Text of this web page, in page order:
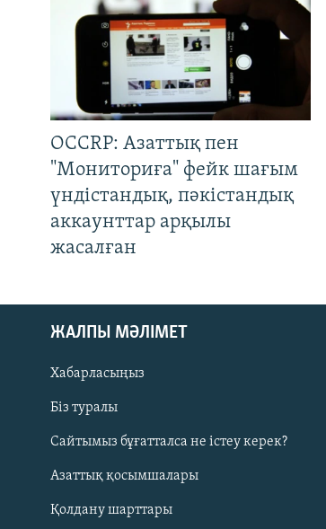
Русский
ЖАЗЫЛЫҢЫЗ
OCCRP: Азаттық пен
"Мониториға" фейк шағым
үндістандық, пәкістандық
аккаунттар арқылы
жасалған
ЖАЛПЫ МӘЛІМЕТ
Хабарласыңыз
Біз туралы
Сайтымыз бұғатталса не істеу керек?
Азаттық қосымшалары
Қолдану шарттары